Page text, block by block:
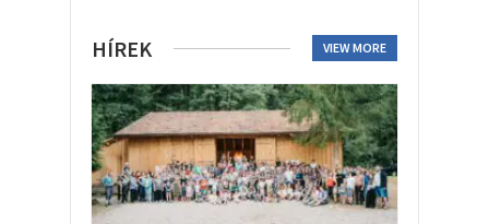
HÍREK VIEW MORE